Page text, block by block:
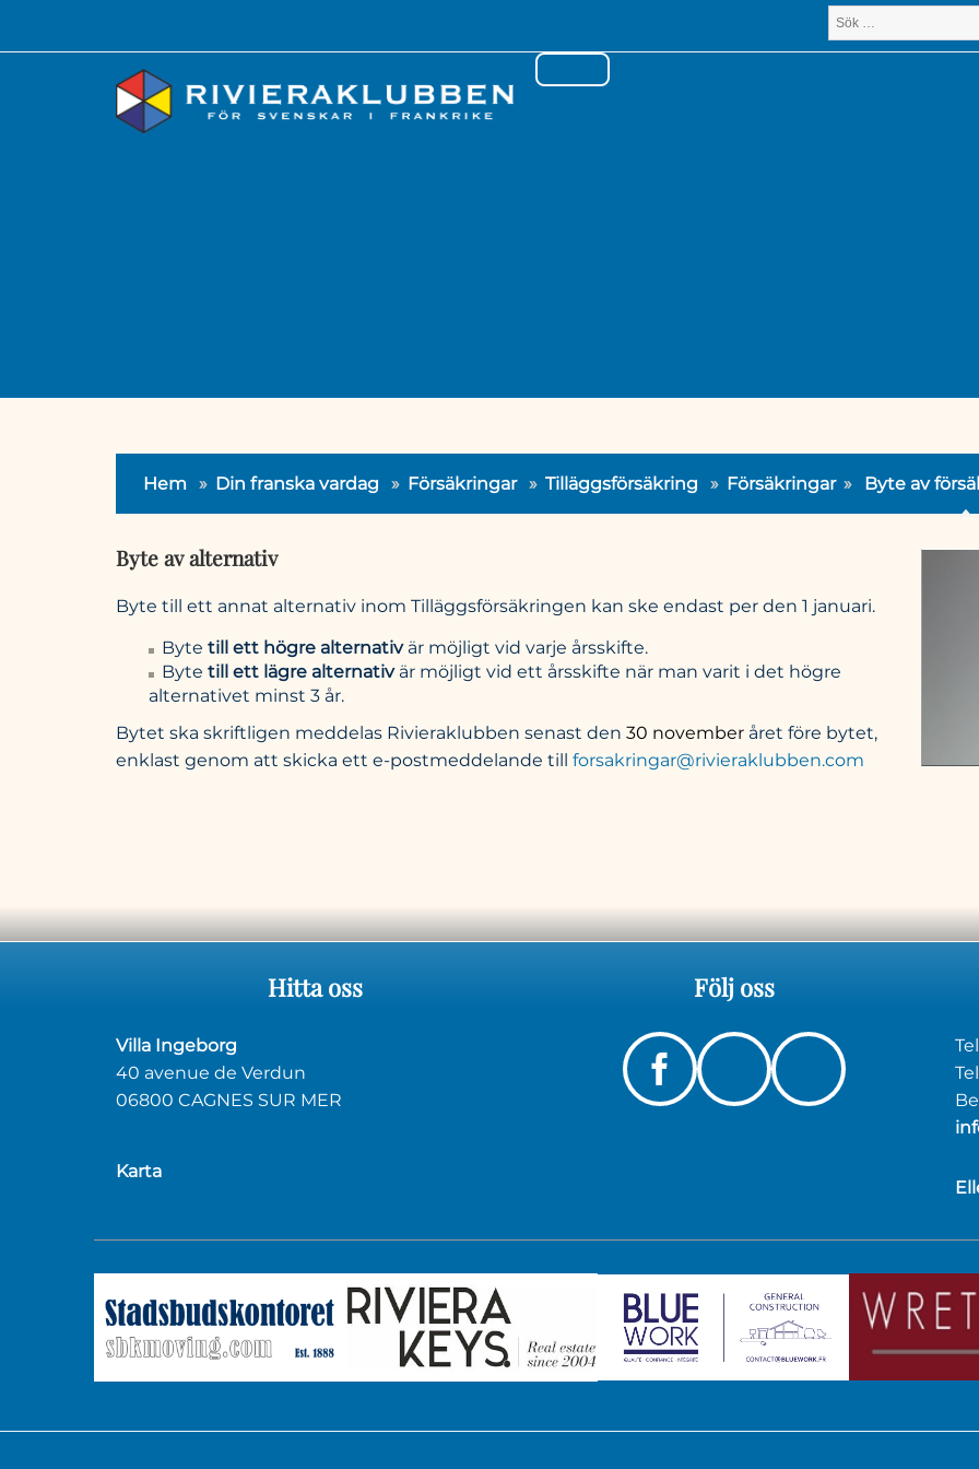
Hem » Din franska vardag » Försäkringar » Tilläggsförsäkring » Försäkringar » Byte av
Byte av alternativ
Byte till ett annat alternativ inom Tilläggsförsäkringen kan ske endast per den 1 januari.
Byte till ett högre alternativär möjligt vid varje årsskifte.
Byte till ett lägre alternativär möjligt vid ett årsskifte när man varit i det högre
alternativet minst 3 år.
Bytet ska skriftligen meddelas Rivieraklubben senast den 30 november året före bytet,
enklast genom att skicka ett e-postmeddelande till forsakringar@rivieraklubben.com
Hitta oss
Villa Ingeborg
40 avenue de Verdun
06800 CAGNES SUR MER
Karta
Följ oss
InstagramLinkedin